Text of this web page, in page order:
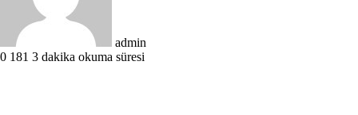
admin
0 181 3 dakika okuma süresi